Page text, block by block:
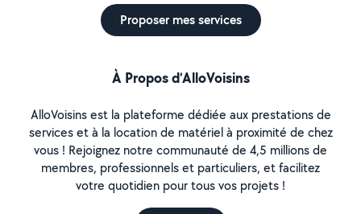
Proposer mes services
À Propos d’AlloVoisins
AlloVoisins est la plateforme dédiée aux prestations de
services et à la location de matériel à proximité de chez
vous ! Rejoignez notre communauté de 4,5 millions de
membres, professionnels et particuliers, et facilitez
votre quotidien pour tous vos projets !